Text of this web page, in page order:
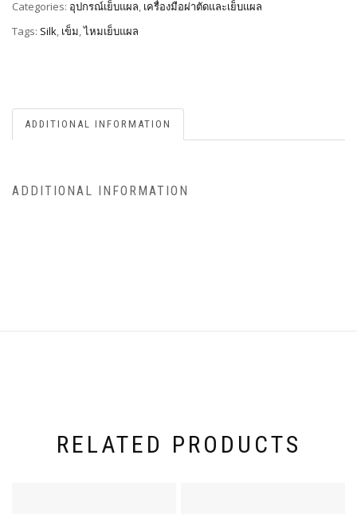
Categories: อุปกรณ์เย็บแผล, เครื่องมือผ่าตัดและเย็บแผล
Tags: Silk, เข็ม,ไหมเย็บแผล
ADDITIONAL INFORMATION
ADDITIONAL INFORMATION
RELATED PRODUCTS